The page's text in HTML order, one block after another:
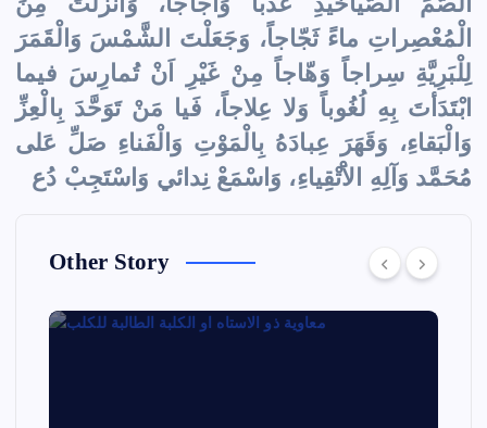
الْمُعْصِراتِ ماءً ثَجّاجاً، وَجَعَلْتَ الشَّمْسَ وَالْقَمَرَ
لِلْبَرِيَّةِ سِراجاً وَهّاجاً مِنْ غَيْرِ اَنْ تُمارِسَ فيما
ابْتَدَأتَ بِهِ لُغُوباً وَلا عِلاجاً، فَيا مَنْ تَوَحَّدَ بِالْعِزِّ
وَالْبَقاءِ، وَقَهَرَ عِبادَهُ بِالْمَوْتِ وَالْفَناءِ صَلِّ عَلى
مُحَمَّد وَآلِهِ الاَْتْقِياءِ، وَاسْمَعْ نِدائي وَاسْتَجِبْ دُع
Other Story